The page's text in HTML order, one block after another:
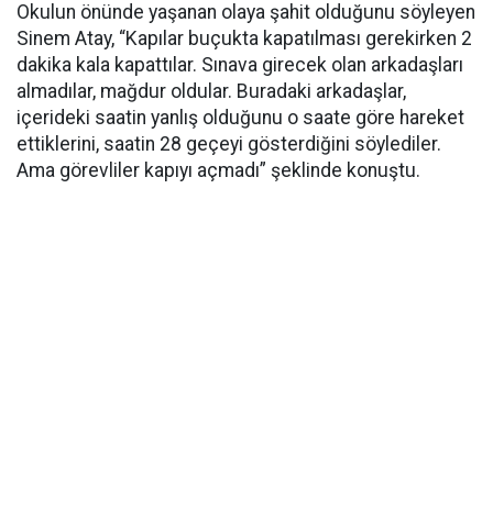
Okulun önünde yaşanan olaya şahit olduğunu söyleyen
Sinem Atay, “Kapılar buçukta kapatılması gerekirken 2
dakika kala kapattılar. Sınava girecek olan arkadaşları
almadılar, mağdur oldular. Buradaki arkadaşlar,
içerideki saatin yanlış olduğunu o saate göre hareket
ettiklerini, saatin 28 geçeyi gösterdiğini söylediler.
Ama görevliler kapıyı açmadı” şeklinde konuştu.